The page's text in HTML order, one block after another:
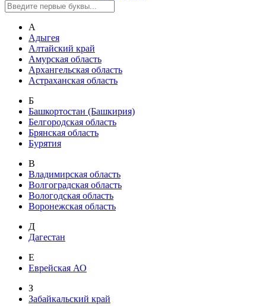
А
Адыгея
Алтайский край
Амурская область
Архангельская область
Астраханская область
Б
Башкортостан (Башкирия)
Белгородская область
Брянская область
Бурятия
В
Владимирская область
Волгоградская область
Вологодская область
Воронежская область
Д
Дагестан
Е
Еврейская АО
З
Забайкальский край